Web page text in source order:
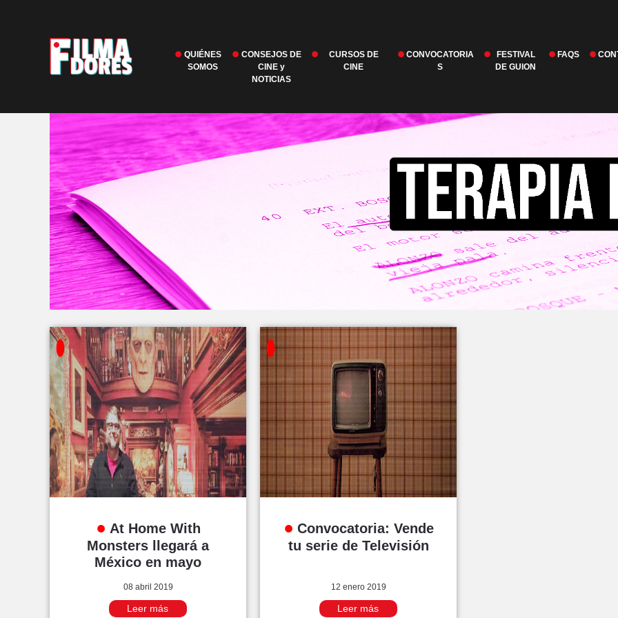
QUIÉNES
SOMOS
CONSEJOS DE
CINE y
NOTICIAS
CURSOS DE
CINE
CONVOCATORIA
S
FESTIVAL
DE GUION
FAQS
At Home With
Monsters llegará a
México en mayo
08 abril 2019
Leer más
Convocatoria: Vende
tu serie de Televisión
12 enero 2019
Leer más